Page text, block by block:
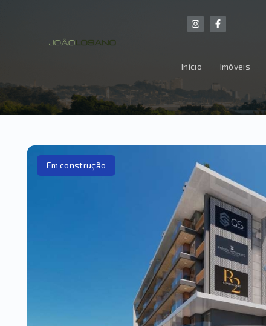
Início Imóveis
Em construção